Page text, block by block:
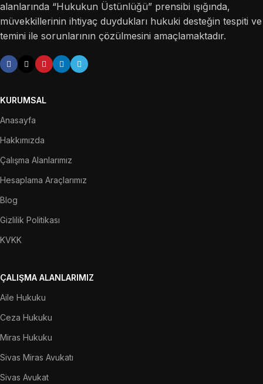
alanlarında “Hukukun Üstünlüğü” prensibi ışığında,
müvekkillerinin ihtiyaç duydukları hukuki desteğin tespiti ve
temini ile sorunlarının çözülmesini amaçlamaktadır.
KURUMSAL
Anasayfa
Hakkımızda
Çalışma Alanlarımız
Hesaplama Araçlarımız
Blog
Gizlilik Politikası
KVKK
ÇALIŞMA ALANLARIMIZ
Aile Hukuku
Ceza Hukuku
Miras Hukuku
Sivas Miras Avukatı
Sivas Avukat